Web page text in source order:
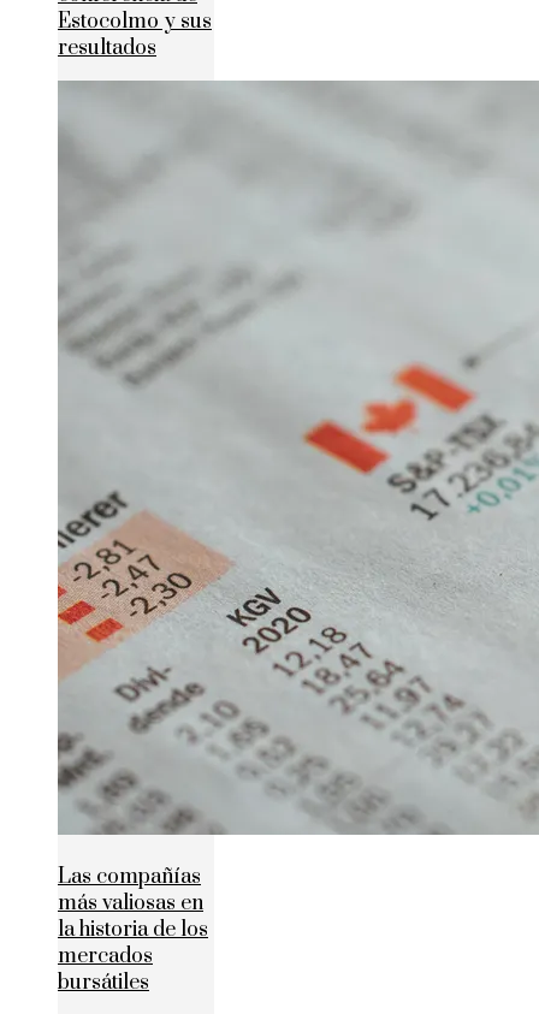
Estocolmo y sus
resultados
Las compañías
más valiosas en
la historia de los
mercados
bursátiles